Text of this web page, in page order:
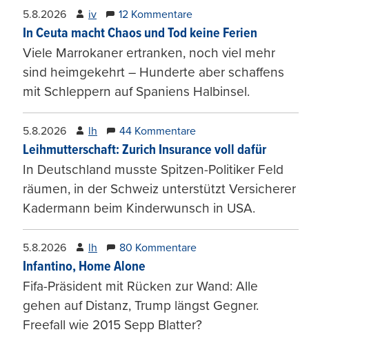
5.8.2026 iv 12 Kommentare
In Ceuta macht Chaos und Tod keine Ferien
Viele Marrokaner ertranken, noch viel mehr
sind heimgekehrt – Hunderte aber schaffens
mit Schleppern auf Spaniens Halbinsel.
5.8.2026 lh 44 Kommentare
Leihmutterschaft: Zurich Insurance voll dafür
In Deutschland musste Spitzen-Politiker Feld
räumen, in der Schweiz unterstützt Versicherer
Kadermann beim Kinderwunsch in USA.
5.8.2026 lh 80 Kommentare
Infantino, Home Alone
Fifa-Präsident mit Rücken zur Wand: Alle
gehen auf Distanz, Trump längst Gegner.
Freefall wie 2015 Sepp Blatter?